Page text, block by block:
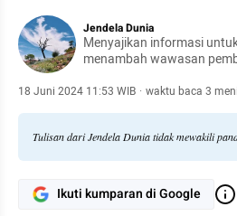
Jendela Dunia
Menyajikan informasi
menambah wawasan
18 Juni 2024 11:53 WIB · waktu baca 3
Tulisan dari Jendela Dunia tidak mewakili
Ikuti kumparan di Google